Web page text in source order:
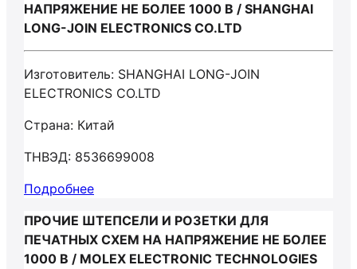
НАПРЯЖЕНИЕ НЕ БОЛЕЕ 1000 В / SHANGHAI
LONG-JOIN ELECTRONICS CO.LTD
Изготовитель: SHANGHAI LONG-JOIN
ELECTRONICS CO.LTD
Страна: Китай
ТНВЭД: 8536699008
Подробнее
ПРОЧИЕ ШТЕПСЕЛИ И РОЗЕТКИ ДЛЯ
ПЕЧАТНЫХ СХЕМ НА НАПРЯЖЕНИЕ НЕ БОЛЕЕ
1000 В / MOLEX ELECTRONIC TECHNOLOGIES